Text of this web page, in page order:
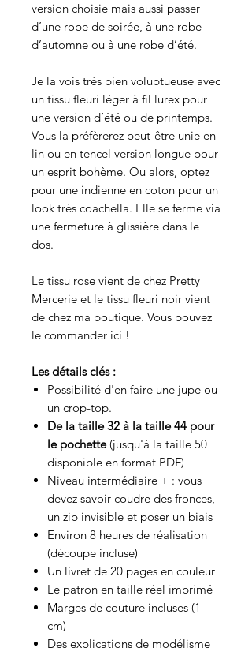
version choisie mais aussi passer
d’une robe de soirée, à une robe
d’automne ou à une robe d’été.
Je la vois très bien voluptueuse avec
un tissu fleuri léger à fil lurex pour
une version d’été ou de printemps.
Vous la préfèrerez peut-être unie en
lin ou en tencel version longue pour
un esprit bohème. Ou alors, optez
pour une indienne en coton pour un
look très coachella. Elle se ferme via
une fermeture à glissière dans le
dos.
Le tissu rose vient de chez Pretty
Mercerie et le tissu fleuri noir vient
de chez ma boutique. Vous pouvez
le commander ici !
Les détails clés :
Possibilité d'en faire une jupe ou
un crop-top.
De la taille 32 à la taille 44 pour
le pochette(jusqu'à la taille 50
disponible en format PDF)
Niveau intermédiaire + : vous
devez savoir coudre des fronces,
un zip invisible et poser un biais
Environ 8 heures de réalisation
(découpe incluse)
Un livret de 20 pages en couleur
Le patron en taille réel imprimé
Marges de couture incluses (1
cm)
Des explications de modélisme